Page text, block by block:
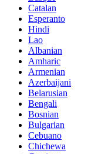
Catalan
Esperanto
Hindi
Lao
Albanian
Amharic
Armenian
Azerbaijani
Belarusian
Bengali
Bosnian
Bulgarian
Cebuano
Chichewa